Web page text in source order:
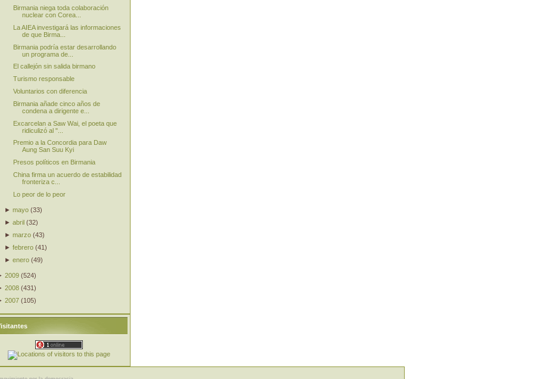
Birmania niega toda colaboración
nuclear con Corea...
La AIEA investigará las informaciones
de que Birma...
Birmania podría estar desarrollando
un programa de...
El callejón sin salida birmano
Turismo responsable
Voluntarios con diferencia
Birmania añade cinco años de
condena a dirigente e...
Excarcelan a Saw Wai, el poeta que
ridiculizó al "...
Premio a la Concordia para Daw
Aung San Suu Kyi
Presos políticos en Birmania
China firma un acuerdo de estabilidad
fronteriza c...
Lo peor de lo peor
►mayo (33)
►abril (32)
►marzo (43)
►febrero (41)
►enero (49)
2009 (524)
2008 (431)
2007 (105)